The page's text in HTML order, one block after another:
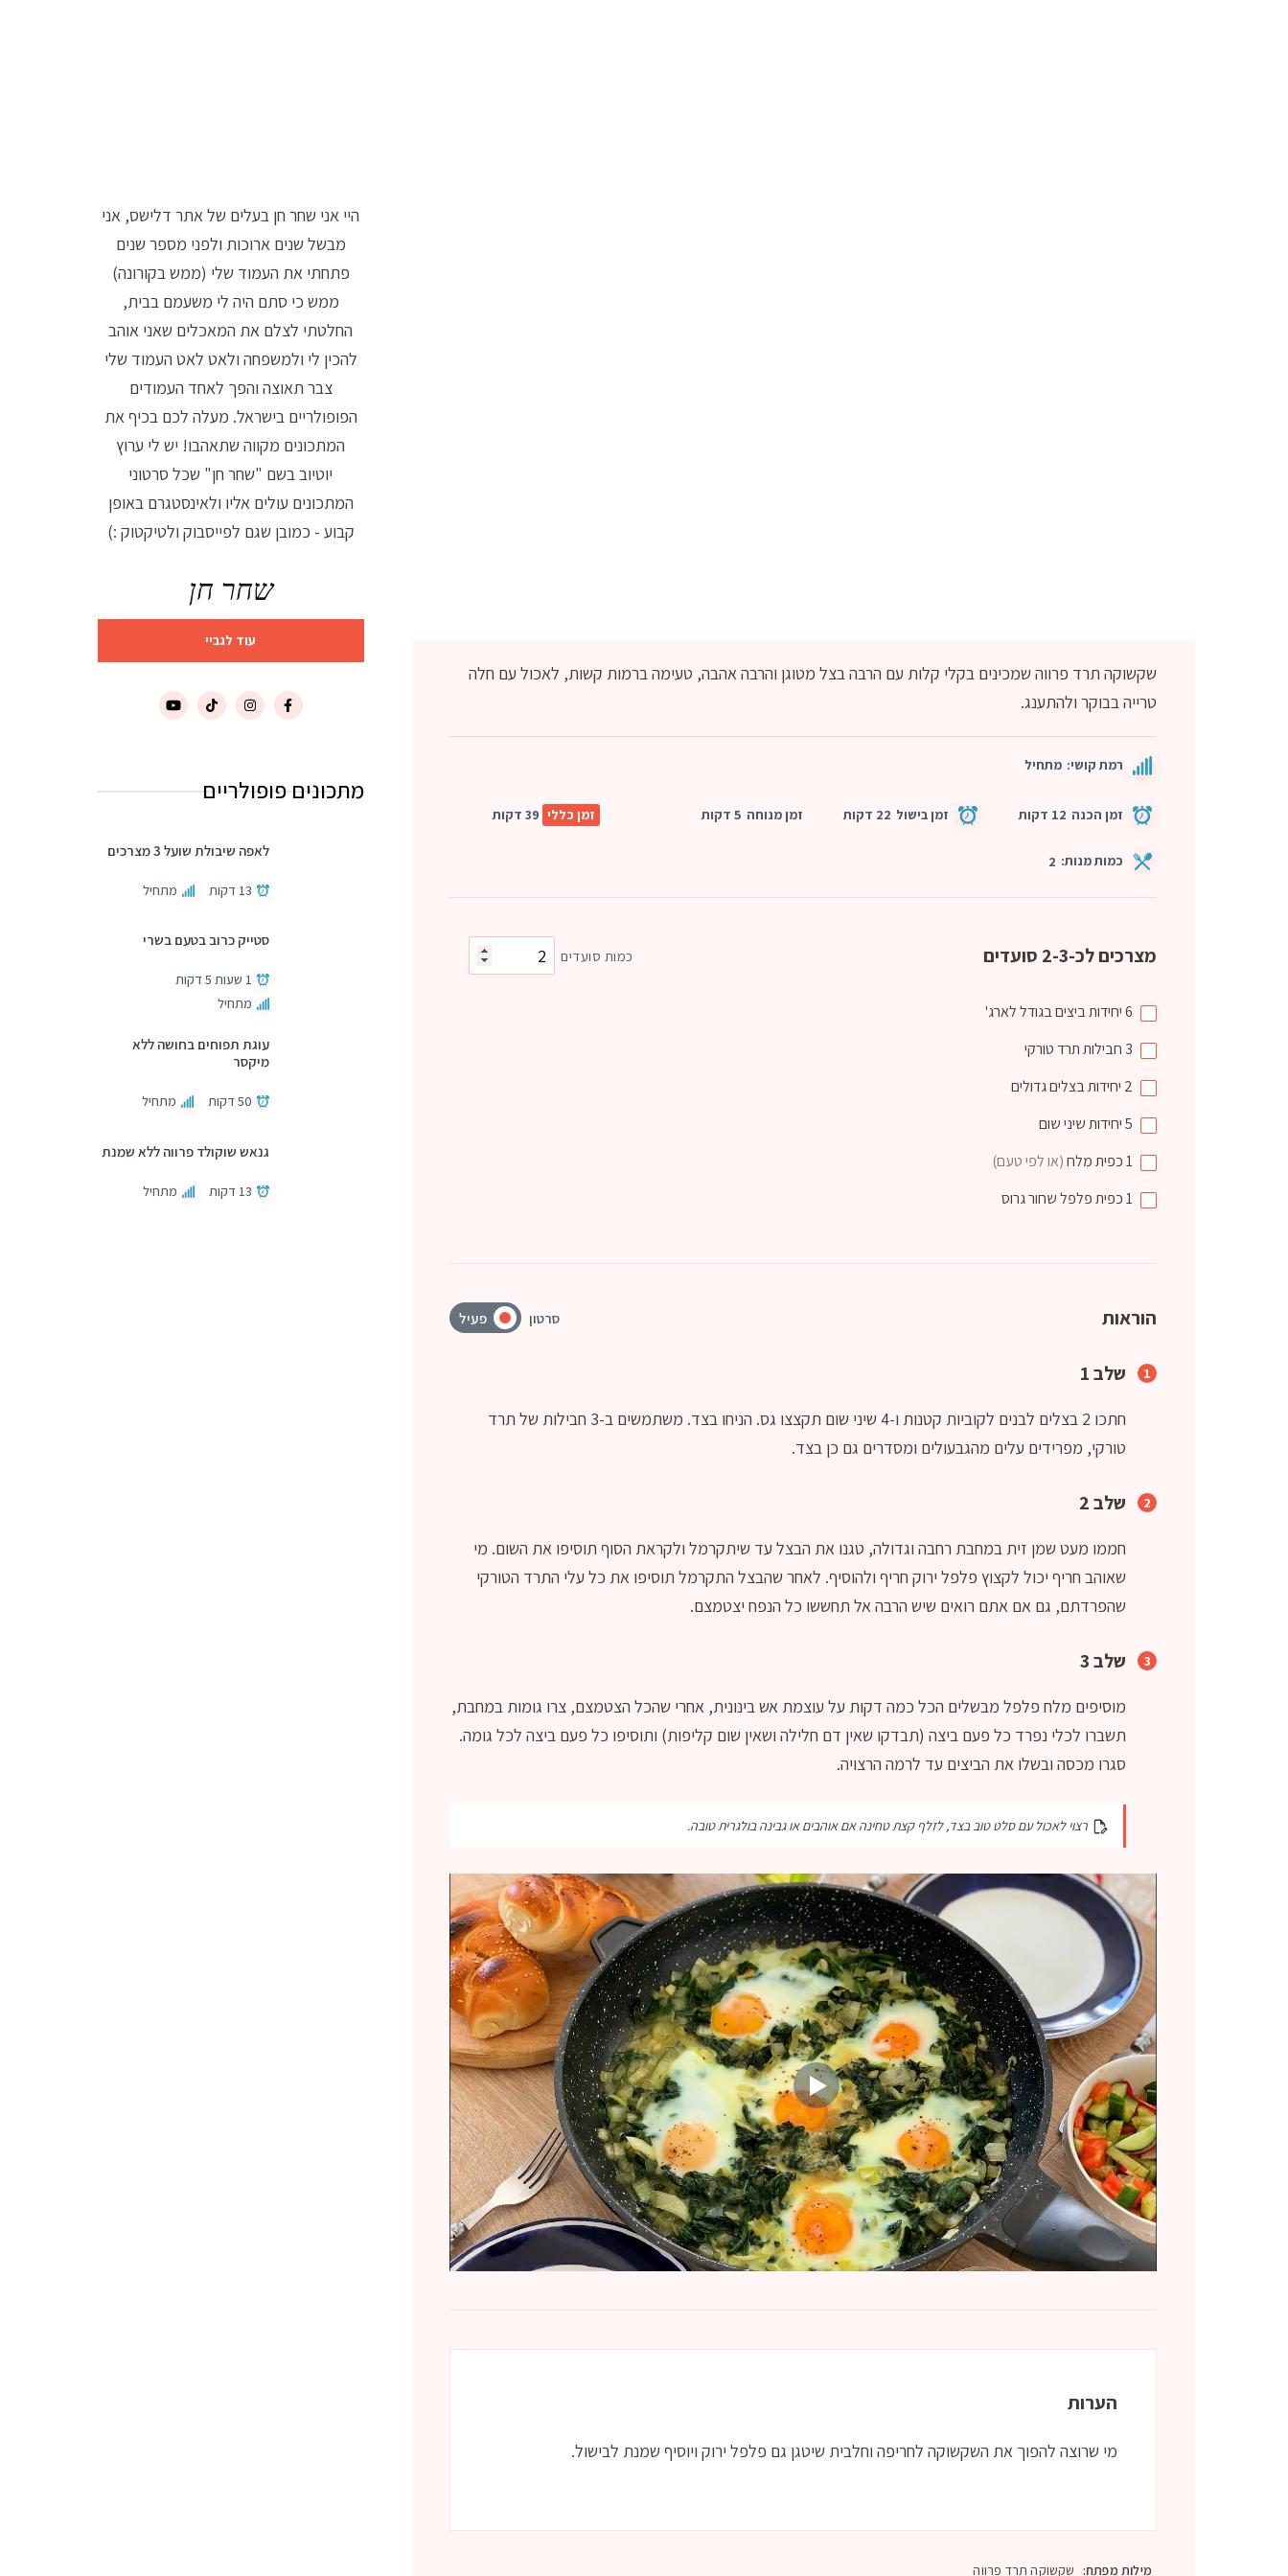
שקשוקה תרד פרווה שמכינים בקלי קלות עם הרבה בצל מטוגן והרבה אהבה, טעימה ברמות קשות, לאכול עם חלה
טרייה בבוקר ולהתענג.
רמת קושי: מתחיל
זמן הכנה 12 דקות זמן בישול 22 דקות זמן מנוחה 5 דקות זמן כללי 39 דקות
כמות מנות: 2
מצרכים לכ-2-3 סועדים כמות סועדים
6יחידותביצים בגודל לארג'
3 חבילותתרד טורקי
2 יחידותבצלים גדולים
5יחידותשיני שום
1כפיתמלח(או לפי טעם)
1כפיתפלפל שחור גרוס
הוראות סרטון פעיל
שלב 1
חתכו 2 בצלים לבנים לקוביות קטנות ו-4 שיני שום תקצצו גס. הניחו בצד. משתמשים ב-3 חבילות של תרד
טורקי, מפרידים עלים מהגבעולים ומסדרים גם כן בצד.
שלב 2
חממו מעט שמן זית במחבת רחבה וגדולה, טגנו את הבצל עד שיתקרמל ולקראת הסוף תוסיפו את השום. מי
שאוהב חריף יכול לקצוץ פלפל ירוק חריף ולהוסיף. לאחר שהבצל התקרמל תוסיפו את כל עלי התרד הטורקי
שהפרדתם, גם אם אתם רואים שיש הרבה אל תחששו כל הנפח יצטמצם.
שלב 3
מוסיפים מלח פלפל מבשלים הכל כמה דקות על עוצמת אש בינונית, אחרי שהכל הצטמצם, צרו גומות במחבת,
תשברו לכלי נפרד כל פעם ביצה (תבדקו שאין דם חלילה ושאין שום קליפות) ותוסיפו כל פעם ביצה לכל גומה.
סגרו מכסה ובשלו את הביצים עד לרמה הרצויה.
רצוי לאכול עם סלט טוב בצד, לזלף קצת טחינה אם אוהבים או גבינה בולגרית טובה.
הערות
מי שרוצה להפוך את השקשוקה לחריפה וחלבית שיטגן גם פלפל ירוק ויוסיף שמנת לבישול.
מילות מפתח: שקשוקה תרד פרווה
היי אני שחר חן בעלים של אתר דלישס, אני
מבשל שנים ארוכות ולפני מספר שנים
פתחתי את העמוד שלי (ממש בקורונה)
ממש כי סתם היה לי משעמם בבית,
החלטתי לצלם את המאכלים שאני אוהב
להכין לי ולמשפחה ולאט לאט העמוד שלי
צבר תאוצה והפך לאחד העמודים
הפופולריים בישראל. מעלה לכם בכיף את
המתכונים מקווה שתאהבו! יש לי ערוץ
יוטיוב בשם "שחר חן" שכל סרטוני
המתכונים עולים אליו ולאינסטגרם באופן
קבוע - כמובן שגם לפייסבוק ולטיקטוק :)
שחר חן
עוד לגביי
מתכונים פופולריים
לאפה שיבולת שועל 3 מצרכים
13 דקות מתחיל
סטייק כרוב בטעם בשרי
1 שעות 5 דקות
מתחיל
עוגת תפוחים בחושה ללא
מיקסר
50 דקות מתחיל
גנאש שוקולד פרווה ללא שמנת
13 דקות מתחיל